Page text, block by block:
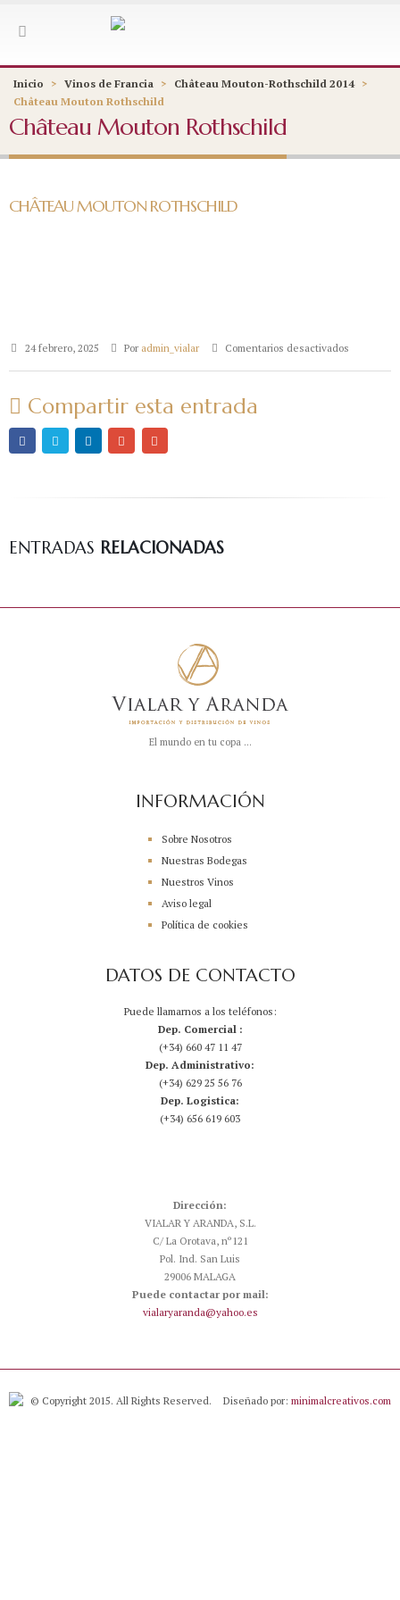
Inicio > Vinos de Francia > Château Mouton-Rothschild 2014 >
Château Mouton Rothschild
Château Mouton Rothschild
CHÂTEAU MOUTON ROTHSCHILD
24 febrero, 2025 Por admin_vialar Comentarios desactivados
Compartir esta entrada
ENTRADAS RELACIONADAS
El mundo en tu copa ...
INFORMACIÓN
Sobre Nosotros
Nuestras Bodegas
Nuestros Vinos
Aviso legal
Política de cookies
DATOS DE CONTACTO
Puede llamarnos a los teléfonos:
Dep. Comercial :
(+34) 660 47 11 47
Dep. Administrativo:
(+34) 629 25 56 76
Dep. Logistica:
(+34) 656 619 603
Dirección:
VIALAR Y ARANDA, S.L.
C/ La Orotava, nº121
Pol. Ind. San Luis
29006 MALAGA
Puede contactar por mail:
vialaryaranda@yahoo.es
© Copyright 2015. All Rights Reserved. Diseñado por: minimalcreativos.com